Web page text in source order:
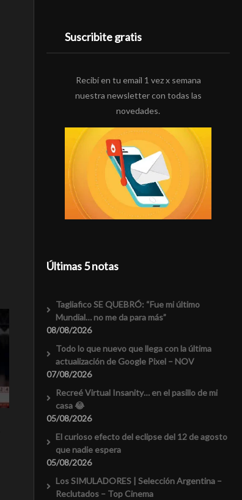
Suscribite gratis
Recibí en tu email 1 vez x semana
nuestra newsletter con todas las
novedades.
Últimas 5 notas
Tagliafico SE QUEBRÓ: “Fue mi último
Mundial… no me da para más”
08/08/2026
Todo lo que nuevo que llega con la última
actualización de Google Pixel – NOV
07/08/2026
Recreé Virtual Insanity… en el pasillo de mi
casa 😂
05/08/2026
El curioso efecto del eclipse del 12 de agosto
que nadie espera
05/08/2026
Los SIMULADORES | Selección Argentina –
Reclutados – Top Cinema